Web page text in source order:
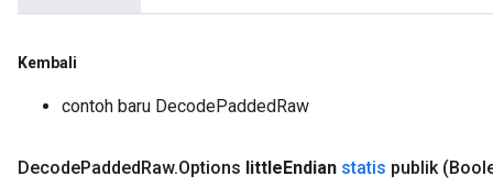
Kembali
contoh baru DecodePaddedRaw
DecodePaddedRaw.Options littleEndian statis publik